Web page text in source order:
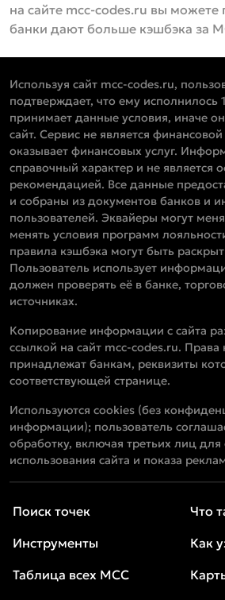
на сайте mcc-codes.ru вы можете
банки дают больше кэшбэка за
Используя сайт mcc-codes.ru,
подтверждает, что ему исполнилось
принимает данные условия, иначе
сайт. Сервис не является
оказывает финансовых услуг.
справочный характер и не является
рекомендацией. Все данные
и собраны из документов банков и
пользователей. Эквайеры могут
менять условия программ
правила кэшбэка могут быть
Пользователь использует
должен проверять её в банке,
источниках.
Копирование информации с сайта
ссылкой на сайт mcc-codes.ru. Права
принадлежат банкам, реквизиты
соответствующей странице.
Используются cookies (без
информации); пользователь
обработку, включая третьих лиц для
использования сайта и показа
Поиск точек
Инструменты
Таблица всех MCC
Что
Как